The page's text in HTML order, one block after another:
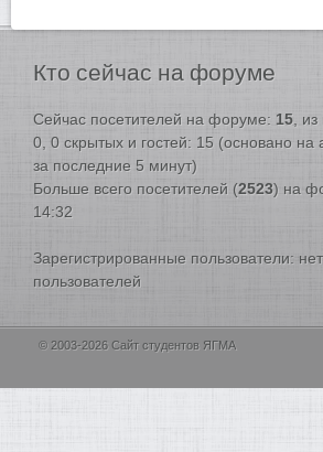
Кто сейчас на форуме
Сейчас посетителей на форуме: 15 ,
0, 0 скрытых и гостей: 15 (основано на
за последние 5 минут)
Больше всего посетителей (2523) на
14:32
Зарегистрированные пользователи:
пользователей
© 2003-2026 Сайт студентов ЯГМА